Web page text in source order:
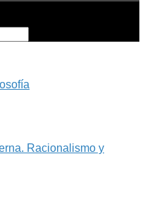
Racionalismo y